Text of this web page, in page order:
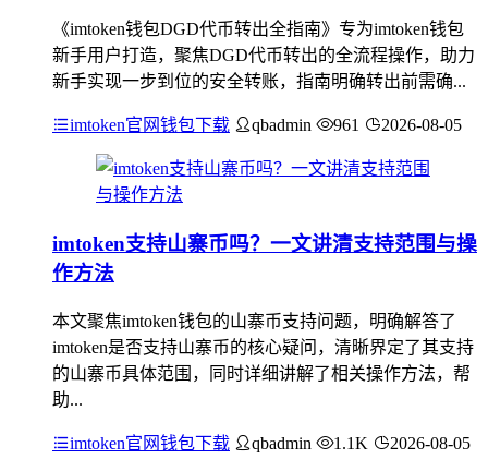
《imtoken钱包DGD代币转出全指南》专为imtoken钱包
新手用户打造，聚焦DGD代币转出的全流程操作，助力
新手实现一步到位的安全转账，指南明确转出前需确...
imtoken官网钱包下载 qbadmin 961 2026-08-05
imtoken支持山寨币吗？一文讲清支持范围与操
作方法
本文聚焦imtoken钱包的山寨币支持问题，明确解答了
imtoken是否支持山寨币的核心疑问，清晰界定了其支持
的山寨币具体范围，同时详细讲解了相关操作方法，帮
助...
imtoken官网钱包下载 qbadmin 1.1K 2026-08-05